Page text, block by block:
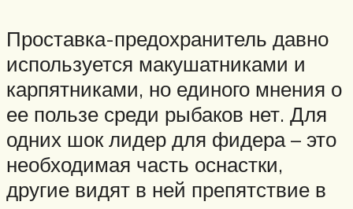
Проставка-предохранитель давно
используется макушатниками и
карпятниками, но единого мнения о
ее пользе среди рыбаков нет. Для
одних шок лидер для фидера – это
необходимая часть оснастки,
другие видят в ней препятствие в